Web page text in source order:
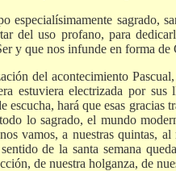
especialísimamente sagrado,
del uso profano, para
y que nos infunde en forma de
del acontecimiento
estuviera electrizada por sus
escucha, hará que esas gracias
lo sagrado, el mundo
vamos, a nuestras quintas,
de la santa semana
de nuestra holganza, de